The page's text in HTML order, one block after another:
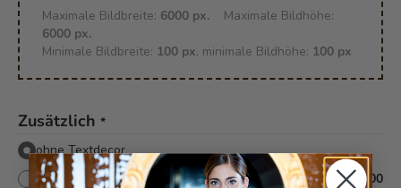
Maximale Bildbreite: 6000 px.
Maximale Bildhöhe:
6000 px.
Minimale Bildbreite: 100 px, minimale Bildhöhe: 100 px
Zusätzlich *
ohne Textdecor
mit Textdecor
+ CHF 8.00